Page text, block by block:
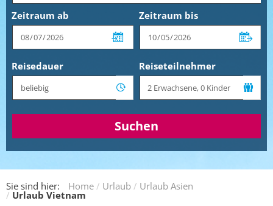
Zeitraum ab Zeitraum bis
Reisedauer Reiseteilnehmer
Suchen
Sie sind hier: Home Urlaub Urlaub Asien
Urlaub Vietnam